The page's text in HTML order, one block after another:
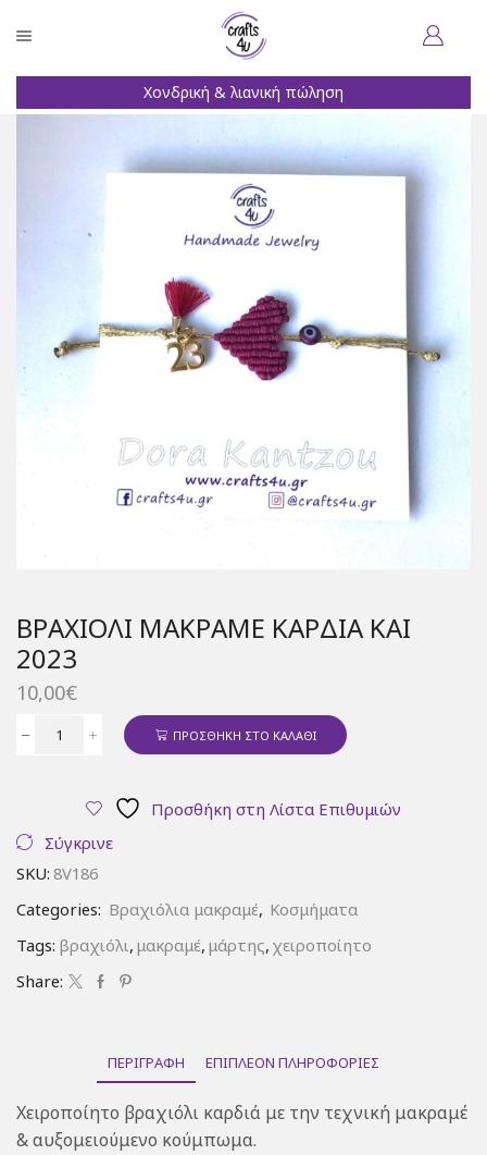
Χονδρική & λιανική πώληση
ΒΡΑΧΙΌΛΙ ΜΑΚΡΑΜΈ ΚΑΡΔΙΆ ΚΑΙ
2023
10,00€
Βραχιόλι
ποσότητα
ΠΡΟΣΘΉΚΗ ΣΤΟ ΚΑΛΆΘΙ
Προσθήκη στη Λίστα Επιθυμιών
Σύγκρινε
SKU: 8V186
Categories: Βραχιόλια μακραμέ, Κοσμήματα
Tags: βραχιόλι, μακραμέ, μάρτης, χειροποίητο
Share:
ΠΕΡΙΓΡΑΦΉ ΕΠΙΠΛΈΟΝ ΠΛΗΡΟΦΟΡΊΕΣ
Χειροποίητο βραχιόλι καρδιά με την τεχνική μακραμέ
& αυξομειούμενο κούμπωμα.